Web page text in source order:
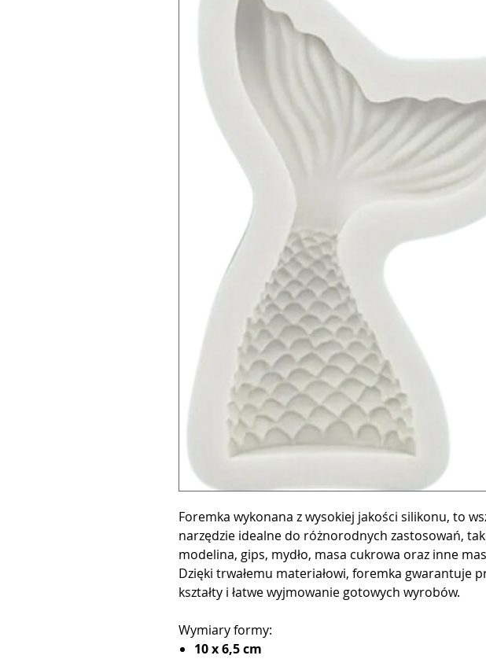
Foremka wykonana z wysokiej jakości silikonu, to
narzędzie idealne do różnorodnych zastosowań,
modelina, gips, mydło, masa cukrowa oraz inne
Dzięki trwałemu materiałowi, foremka gwarantuje
kształty i łatwe wyjmowanie gotowych wyrobów.
Wymiary formy:
10 x 6,5 cm